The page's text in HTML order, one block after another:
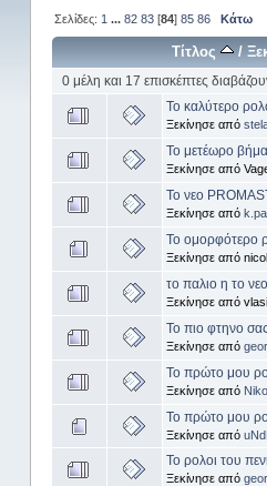
Σελίδες: 1 ...82 83 [84]85 86 Κάτω
Τίτλος /
0 μέλη και 17 επισκέπτες
Το καλύτερο
Ξεκίνησε από
Το μετέωρο
Ξεκίνησε από
Το νεο
Ξεκίνησε από
Το ομορφότερο
Ξεκίνησε από
το παλιο η το
Ξεκίνησε από
Το πιο φτηνο
Ξεκίνησε από
Το πρώτο μου
Ξεκίνησε από
Το πρώτο μου
Ξεκίνησε από
Το ρολοι του
Ξεκίνησε από